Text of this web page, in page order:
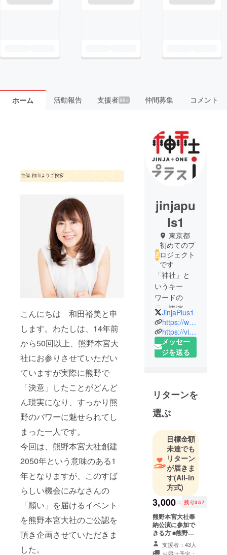
ホーム 活動報告 支援者99+ 仲間募集 コメント
こんにちは 和田裕美と申
します。わたしは、14年前
から50回以上、熊野本宮大
社にお参りさせていただい
ていますが実際に熊野で
「決意」したことがどんど
ん現実になり、すっかり熊
野のパワーに魅せられてし
まった一人です。
今回は、熊野本宮大社創建
2050年という意味のある1
年となりますが、このすば
らしい機会にみなさんの
「願い」を届けるイベント
を熊野本宮大社のご公認を
頂き企画させていただきま
した。
jinjapu
ls1
東京都
初めてのプ
ロジェクト
です
「神社」と
いうキー
ワードの
元、講演や
イベント等
さまざまな
活動を通し
て、世界に
為の非営利
活動団体。
それが神社
プラス1で
す。
JinjaPlus1
https://www.facebook.com/jinjaplus1/
https://vintageaging.com/
メッセー
ジを送る
リターンを
選ぶ
目標金額
未達でも
リターン
が届きま
す(All-in
方式)
3,000円 残り357
熊野本宮大社奉
納公演に参加で
きる方 ■熊野本
宮大社奉納公演
ご招待 ご指定の
支援者：43人
お届け予定：